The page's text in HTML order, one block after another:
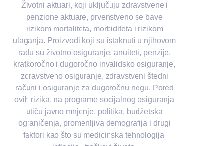
Životni aktuari, koji uključuju zdravstvene i
penzione aktuare, prvenstveno se bave
rizikom mortaliteta, morbiditeta i rizikom
ulaganja. Proizvodi koji su istaknuti u njihovom
radu su životno osiguranje, anuiteti, penzije,
kratkoročno i dugoročno invalidsko osiguranje,
zdravstveno osiguranje, zdravstveni štedni
računi i osiguranje za dugoročnu negu. Pored
ovih rizika, na programe socijalnog osiguranja
utiču javno mnjenje, politika, budžetska
ograničenja, promenljiva demografija i drugi
faktori kao što su medicinska tehnologija,